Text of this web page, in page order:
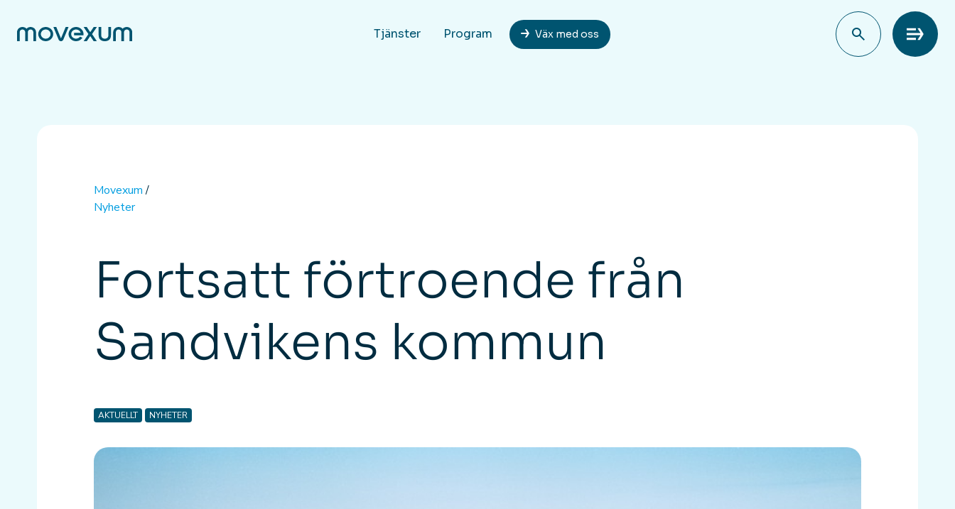
Tjänster Program Väx med oss
Meny
Movexum/
Nyheter
Fortsatt förtroende från
Sandvikens kommun
AKTUELLT NYHETER